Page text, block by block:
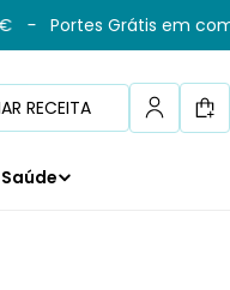
- Portes Grátis em
RECEITA
Saúde